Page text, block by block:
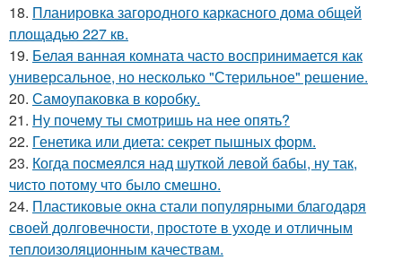
18. Планировка загородного каркасного дома общей
площадью 227 кв.
19. Белая ванная комната часто воспринимается как
универсальное, но несколько "Стерильное" решение.
20. Самоупаковка в коробку.
21. Ну почему ты смотришь на нее опять?
22. Генетика или диета: секрет пышных форм.
23. Когда посмеялся над шуткой левой бабы, ну так,
чисто потому что было смешно.
24. Пластиковые окна стали популярными благодаря
своей долговечности, простоте в уходе и отличным
теплоизоляционным качествам.